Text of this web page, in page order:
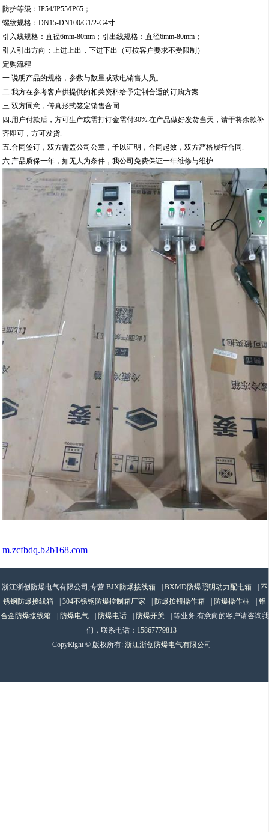
防护等级：IP54/IP55/IP65；
螺纹规格：DN15-DN100/G1/2-G4寸
引入线规格：直径6mm-80mm；引出线规格：直径6mm-80mm；
引入引出方向：上进上出，下进下出（可按客户要求不受限制）
定购流程
一.说明产品的规格，参数与数量或致电销售人员。
二.我方在参考客户供提供的相关资料给予定制合适的订购方案
三.双方同意，传真形式签定销售合同
四.用户付款后，方可生产或需打订金需付30%.在产品做好发货当天，请于将余款补
齐即可，方可发货.
五.合同签订，双方需盖公司公章，予以证明，合同起效，双方严格履行合同.
六.产品质保一年，如无人为条件，我公司免费保证一年维修与维护.
m.zcfbdq.b2b168.com
浙江浙创防爆电气有限公司,专营 BJX防爆接线箱 BXMD防爆照明动力配电箱
不
锈钢防爆接线箱
304不锈钢防爆控制箱厂家 防爆按钮操作箱 防爆操作柱
铝
合金防爆接线箱
防爆电气 防爆电话 防爆开关
| 等业务,有意向的客户请咨询我
们，联系电话： 15867779813
CopyRight © 版权所有: 浙江浙创防爆电气有限公司